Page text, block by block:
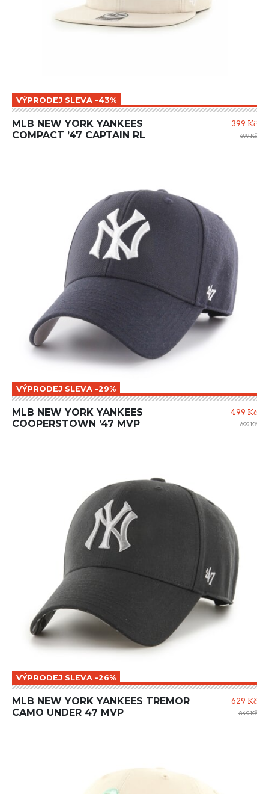
VÝPRODEJ SLEVA -43%
MLB NEW YORK YANKEES
COMPACT ’47 CAPTAIN RL
399 Kč
699 Kč
VÝPRODEJ SLEVA -29%
MLB NEW YORK YANKEES
COOPERSTOWN ’47 MVP
499 Kč
699 Kč
VÝPRODEJ SLEVA -26%
MLB NEW YORK YANKEES TREMOR
CAMO UNDER 47 MVP
629 Kč
849 Kč